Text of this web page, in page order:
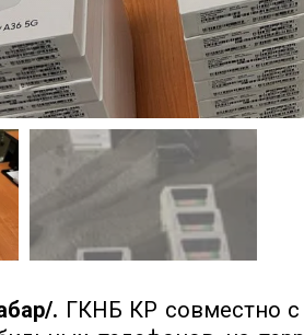
. ГКНБ КР совместно с